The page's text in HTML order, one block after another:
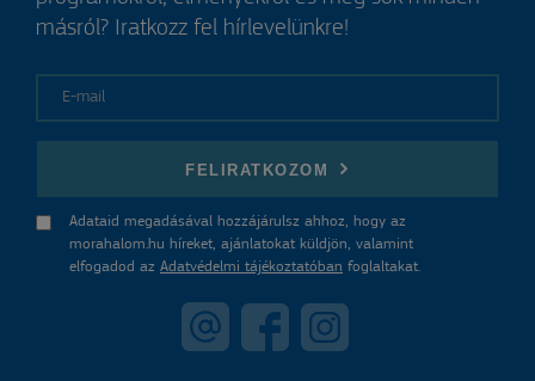
másról? Iratkozz fel hírlevelünkre!
FELIRATKOZOM
Adataid megadásával hozzájárulsz ahhoz, hogy az
morahalom.hu híreket, ajánlatokat küldjön, valamint
elfogadod az Adatvédelmi tájékoztatóban foglaltakat.